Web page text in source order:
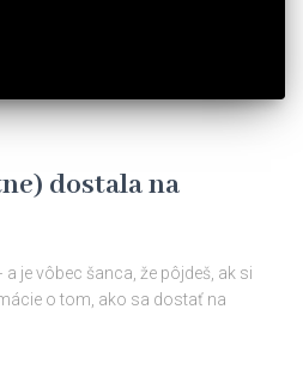
dostala na
je vôbec šanca, že pôjdeš, ak si
o tom, ako sa dostať na